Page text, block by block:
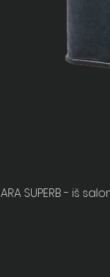
SUPERB - iš